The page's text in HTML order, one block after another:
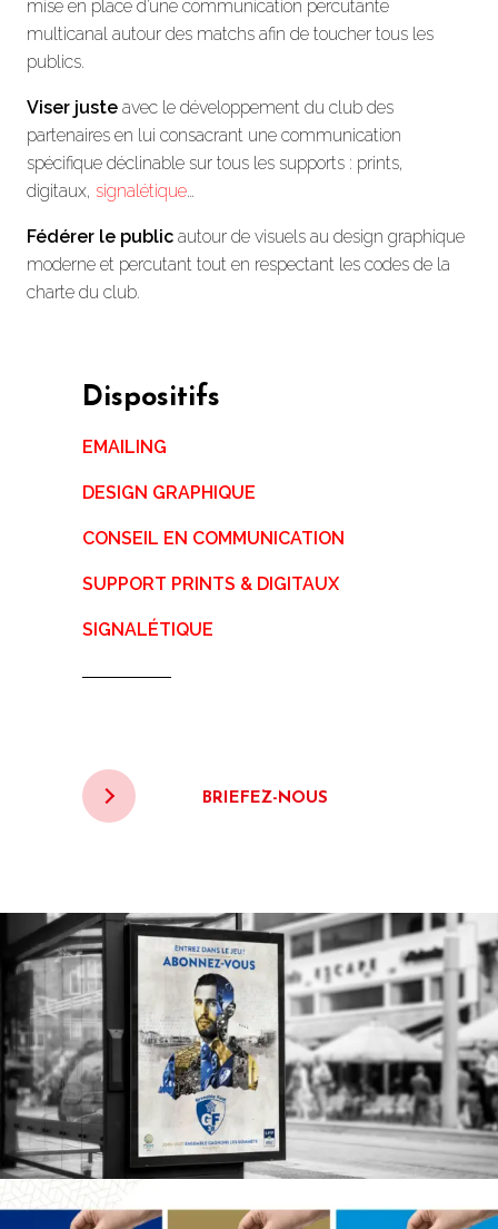
mise en place d’une communication percutante
multicanal autour des matchs afin de toucher tous les
publics.
Viser juste avec le développement du club des
partenaires en lui consacrant une communication
spécifique déclinable sur tous les supports : prints,
digitaux, signalétique…
Fédérer le public autour de visuels au design graphique
moderne et percutant tout en respectant les codes de la
charte du club.
Dispositifs
EMAILING
DESIGN GRAPHIQUE
CONSEIL EN COMMUNICATION
SUPPORT PRINTS & DIGITAUX
SIGNALÉTIQUE
BRIEFEZ-NOUS